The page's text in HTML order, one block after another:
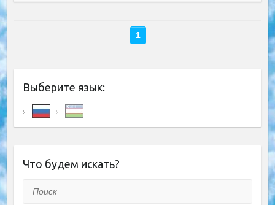
1
Выберите язык:
Что будем искать?
Поиск